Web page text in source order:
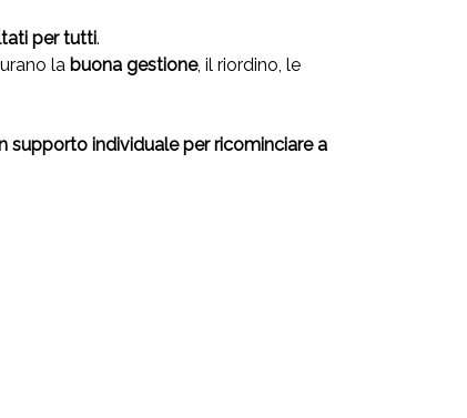
per tutti.
la buona gestione, il riordino, le
supporto individuale per ricominciare a